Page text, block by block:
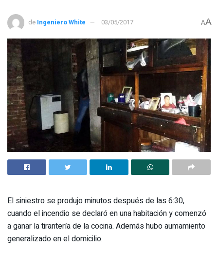
de Ingeniero White 03/05/2017 AA
El siniestro se produjo minutos después de las 6:30,
cuando el incendio se declaró en una habitación y comenzó
a ganar la tirantería de la cocina. Además hubo aumamiento
generalizado en el domicilio.